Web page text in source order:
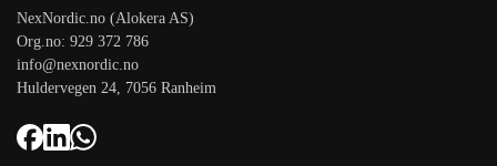
NexNordic.no (Alokera AS)
Org.no: 929 372 786
info@nexnordic.no
Huldervegen 24, 7056 Ranheim